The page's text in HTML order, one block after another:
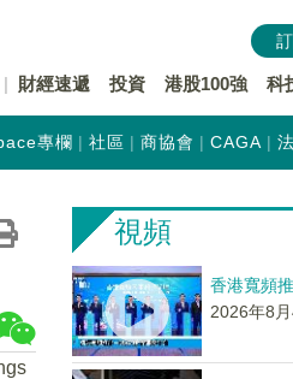
財經速遞 投資 港股100強 科
專欄 社區 商協會 CAGA
視頻
香港寬頻
2026年8